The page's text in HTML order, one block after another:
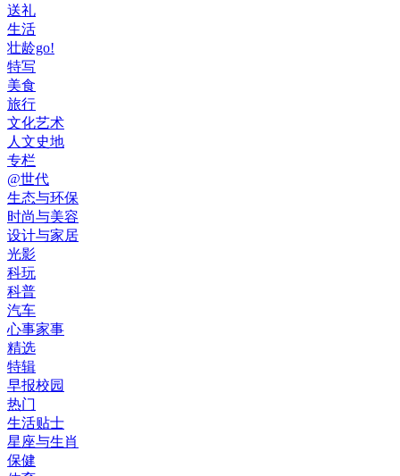
送礼
生活
壮龄go!
特写
美食
旅行
文化艺术
人文史地
专栏
@世代
生态与环保
时尚与美容
设计与家居
光影
科玩
科普
汽车
心事家事
精选
特辑
早报校园
热门
生活贴士
星座与生肖
保健